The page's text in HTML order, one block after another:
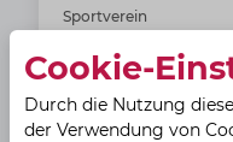
Sportverein
TSV
Turn- und
Sport vereint
Cookie-
Durch die Nutzung
der Verwendung von